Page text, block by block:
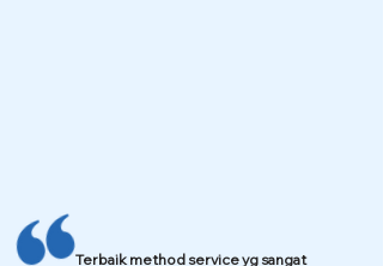
Terbaik method service yg sangat